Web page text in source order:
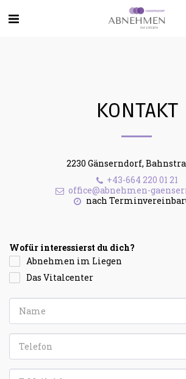
KONTAKT
2230 Gänserndorf,
+43-664 220 01 21
office@abnehmen-
nach
Wofür interessierst du dich?
Abnehmen im Liegen
Das Vitalcenter